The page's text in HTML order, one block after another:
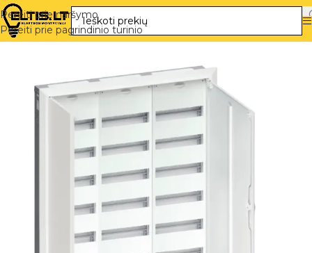
Pereiti prie naršymo
Pereiti prie pagrindinio turinio